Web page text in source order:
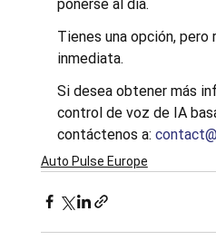
ponerse al día.
Tienes una opción, pero
inmediata.
Si desea obtener más
control de voz de IA
contáctenos a:
Auto Pulse Europe